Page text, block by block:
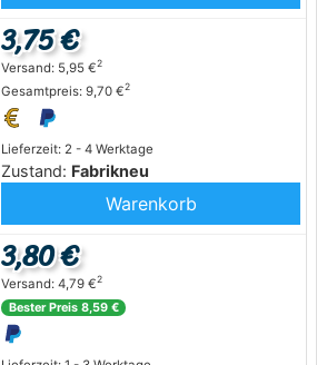
Lieferzeit: 2 - 4 Werktage
Zustand: Fabrikneu
3,75 €
Versand: 5,95 €2
Gesamtpreis: 9,70 €2
Warenkorb
3,80 €
Versand: 4,79 €2
Bester Preis 8,59 €